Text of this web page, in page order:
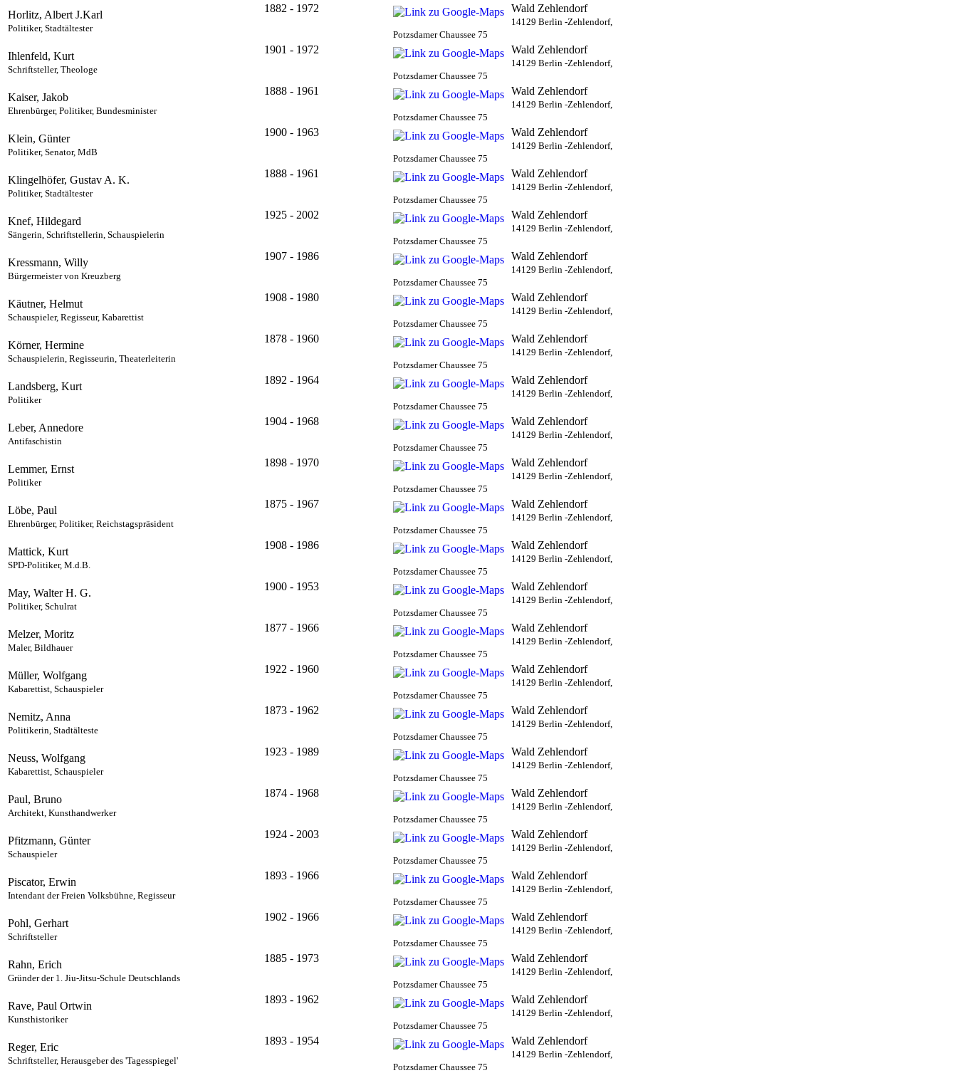
Horlitz, Albert J.Karl
Politiker, Stadtältester
1882 - 1972 Wald Zehlendorf
14129 Berlin -Zehlendorf,
Potzsdamer Chaussee 75
Ihlenfeld, Kurt
Schriftsteller, Theologe
1901 - 1972 Wald Zehlendorf
14129 Berlin -Zehlendorf,
Potzsdamer Chaussee 75
Kaiser, Jakob
Ehrenbürger, Politiker, Bundesminister
1888 - 1961 Wald Zehlendorf
14129 Berlin -Zehlendorf,
Potzsdamer Chaussee 75
Klein, Günter
Politiker, Senator, MdB
1900 - 1963 Wald Zehlendorf
14129 Berlin -Zehlendorf,
Potzsdamer Chaussee 75
Klingelhöfer, Gustav A. K.
Politiker, Stadtältester
1888 - 1961 Wald Zehlendorf
14129 Berlin -Zehlendorf,
Potzsdamer Chaussee 75
Knef, Hildegard
Sängerin, Schriftstellerin, Schauspielerin
1925 - 2002 Wald Zehlendorf
14129 Berlin -Zehlendorf,
Potzsdamer Chaussee 75
Kressmann, Willy
Bürgermeister von Kreuzberg
1907 - 1986 Wald Zehlendorf
14129 Berlin -Zehlendorf,
Potzsdamer Chaussee 75
Käutner, Helmut
Schauspieler, Regisseur, Kabarettist
1908 - 1980 Wald Zehlendorf
14129 Berlin -Zehlendorf,
Potzsdamer Chaussee 75
Körner, Hermine
Schauspielerin, Regisseurin, Theaterleiterin
1878 - 1960 Wald Zehlendorf
14129 Berlin -Zehlendorf,
Potzsdamer Chaussee 75
Landsberg, Kurt
Politiker
1892 - 1964 Wald Zehlendorf
14129 Berlin -Zehlendorf,
Potzsdamer Chaussee 75
Leber, Annedore
Antifaschistin
1904 - 1968 Wald Zehlendorf
14129 Berlin -Zehlendorf,
Potzsdamer Chaussee 75
Lemmer, Ernst
Politiker
1898 - 1970 Wald Zehlendorf
14129 Berlin -Zehlendorf,
Potzsdamer Chaussee 75
Löbe, Paul
Ehrenbürger, Politiker, Reichstagspräsident
1875 - 1967 Wald Zehlendorf
14129 Berlin -Zehlendorf,
Potzsdamer Chaussee 75
Mattick, Kurt
SPD-Politiker, M.d.B.
1908 - 1986 Wald Zehlendorf
14129 Berlin -Zehlendorf,
Potzsdamer Chaussee 75
May, Walter H. G.
Politiker, Schulrat
1900 - 1953 Wald Zehlendorf
14129 Berlin -Zehlendorf,
Potzsdamer Chaussee 75
Melzer, Moritz
Maler, Bildhauer
1877 - 1966 Wald Zehlendorf
14129 Berlin -Zehlendorf,
Potzsdamer Chaussee 75
Müller, Wolfgang
Kabarettist, Schauspieler
1922 - 1960 Wald Zehlendorf
14129 Berlin -Zehlendorf,
Potzsdamer Chaussee 75
Nemitz, Anna
Politikerin, Stadtälteste
1873 - 1962 Wald Zehlendorf
14129 Berlin -Zehlendorf,
Potzsdamer Chaussee 75
Neuss, Wolfgang
Kabarettist, Schauspieler
1923 - 1989 Wald Zehlendorf
14129 Berlin -Zehlendorf,
Potzsdamer Chaussee 75
Paul, Bruno
Architekt, Kunsthandwerker
1874 - 1968 Wald Zehlendorf
14129 Berlin -Zehlendorf,
Potzsdamer Chaussee 75
Pfitzmann, Günter
Schauspieler
1924 - 2003 Wald Zehlendorf
14129 Berlin -Zehlendorf,
Potzsdamer Chaussee 75
Piscator, Erwin
Intendant der Freien Volksbühne, Regisseur
1893 - 1966 Wald Zehlendorf
14129 Berlin -Zehlendorf,
Potzsdamer Chaussee 75
Pohl, Gerhart
Schriftsteller
1902 - 1966 Wald Zehlendorf
14129 Berlin -Zehlendorf,
Potzsdamer Chaussee 75
Rahn, Erich
Gründer der 1. Jiu-Jitsu-Schule Deutschlands
1885 - 1973 Wald Zehlendorf
14129 Berlin -Zehlendorf,
Potzsdamer Chaussee 75
Rave, Paul Ortwin
Kunsthistoriker
1893 - 1962 Wald Zehlendorf
14129 Berlin -Zehlendorf,
Potzsdamer Chaussee 75
Reger, Eric
Schriftsteller, Herausgeber des 'Tagesspiegel'
1893 - 1954 Wald Zehlendorf
14129 Berlin -Zehlendorf,
Potzsdamer Chaussee 75